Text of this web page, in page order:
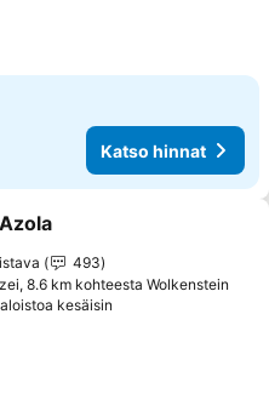
Katso hinnat
suosikkeihin
493
8.6 km kohteesta Wolkenstein
kesäisin